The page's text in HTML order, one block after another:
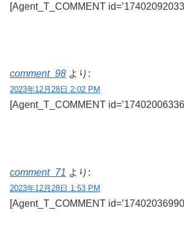
[Agent_T_COMMENT
comment_98 より:
2023年12月28日 2:02 PM
[Agent_T_COMMENT
comment_71 より:
2023年12月28日 1:53 PM
[Agent_T_COMMENT